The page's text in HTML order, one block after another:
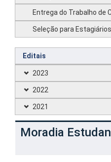
Entrega do Trabalho de
Seleção para
Editais
2023
2022
2021
Moradia